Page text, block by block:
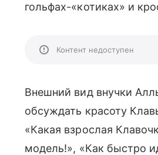
гольфах-«котиках» и
Контент недоступен
Внешний вид внучки
обсуждать красоту
«Какая взрослая
модель!», «Как быстро